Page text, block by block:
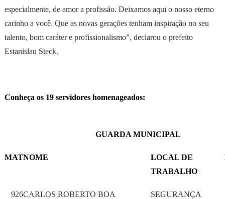
especialmente, de amor a profissão. Deixamos aqui o nosso eterno
carinho a você. Que as novas gerações tenham inspiração no seu
talento, bom caráter e profissionalismo”, declarou o prefeito
Estanislau Steck.
Conheça os 19 servidores homenageados:
GUARDA MUNICIPAL
MATNOME
LOCAL DE
TRABALHO
926CARLOS ROBERTO BOA SEGURANÇA